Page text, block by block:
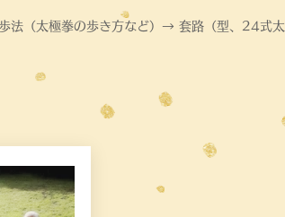
法（太極拳の歩き方など）→ 套路（型、24式太